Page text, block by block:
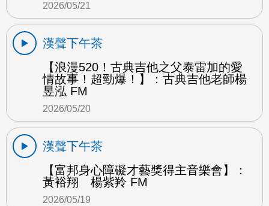
2026/05/21
漢聲下午茶
【浪漫520！古典吉他之父泰雷加的愛
情故事！超勁爆！】：古典吉他老師楊
昱泓 FM
2026/05/20
漢聲下午茶
【富邦身心障礙才藝獎得主音樂會】：
黃裕翔 楊紫羚 FM
2026/05/19